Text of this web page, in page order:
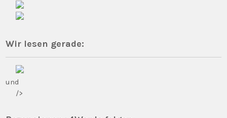
Wir lesen gerade:
und
/>